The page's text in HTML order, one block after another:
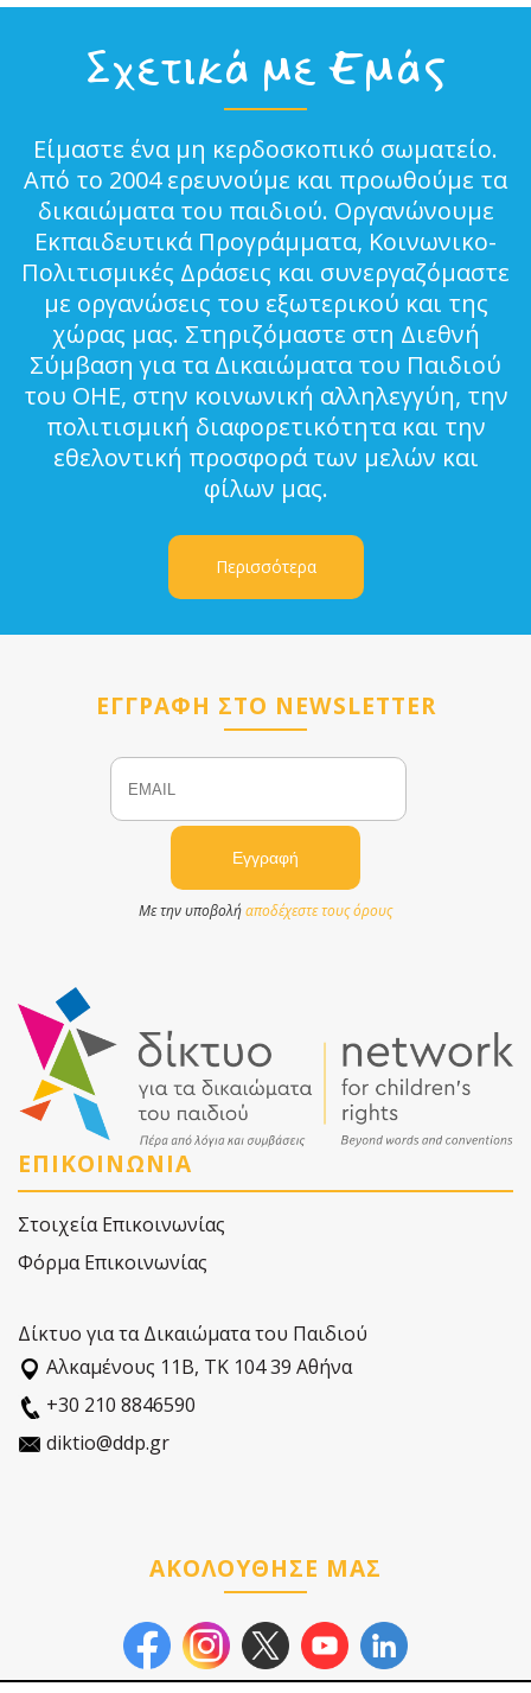
Σχετικά με Εμάς
Είμαστε ένα μη κερδοσκοπικό σωματείο.
Από το 2004 ερευνούμε και προωθούμε τα
δικαιώματα του παιδιού. Οργανώνουμε
Εκπαιδευτικά Προγράμματα, Κοινωνικο-
Πολιτισμικές Δράσεις και συνεργαζόμαστε
με οργανώσεις του εξωτερικού και της
χώρας μας. Στηριζόμαστε στη Διεθνή
Σύμβαση για τα Δικαιώματα του Παιδιού
του ΟΗΕ, στην κοινωνική αλληλεγγύη, την
πολιτισμική διαφορετικότητα και την
εθελοντική προσφορά των μελών και
φίλων μας.
Περισσότερα
ΕΓΓΡΑΦΗ ΣΤΟ NEWSLETTER
Email
Με την υποβολήαποδέχεστε τους όρους
ΕΠΙΚΟΙΝΩΝΙΑ
Στοιχεία Επικοινωνίας
Φόρμα Επικοινωνίας
Δίκτυο για τα Δικαιώματα του Παιδιού
Αλκαµένους 11Β, ΤΚ 104 39 Αθήνα
+30 210 8846590
diktio@ddp.gr
ΑΚΟΛΟΥΘΗΣΕ ΜΑΣ